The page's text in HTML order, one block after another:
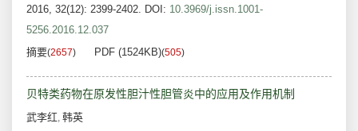
2016, 32(12): 2399-2402. DOI: 10.3969/j.issn.1001-
5256.2016.12.037
摘要(2657) PDF (1524KB)(505)
贝特类药物在原发性胆汁性胆管炎中的应用及作用机制
武李红, 韩英